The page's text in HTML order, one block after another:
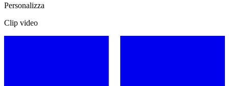
Personalizza
Clip video